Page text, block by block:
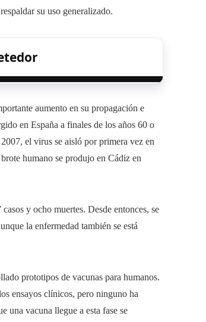
su uso generalizado.
aumento en su propagación e
en España a finales de los años 60 o
el virus se aisló por primera vez en
humano se produjo en Cádiz en
y ocho muertes. Desde entonces, se
la enfermedad también se está
prototipos de vacunas para humanos.
ensayos clínicos, pero ninguno ha
una vacuna llegue a esta fase se